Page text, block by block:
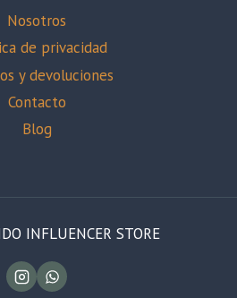
Nosotros
de privacidad
y devoluciones
Contacto
Blog
INFLUENCER STORE